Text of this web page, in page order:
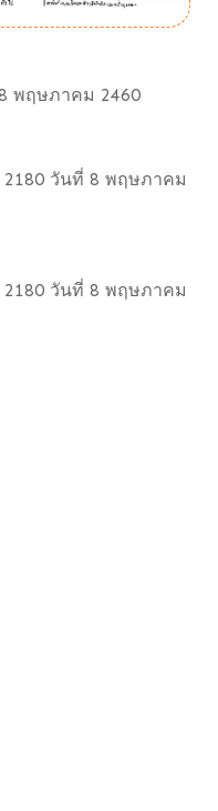
พฤษภาคม 2460
2180 วันที่ 8 พฤษภาคม
2180 วันที่ 8 พฤษภาคม